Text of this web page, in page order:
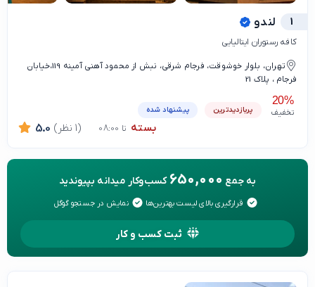
1 لندو
کافه رستوران ایتالیایی
تهران، بلوار خوشوقت، فرجام شرقی، نبش از محمود آهنی آمینه 119،خیابان
فرجام ، پلاک 21
20%
تخفیف پربازدیدترین پیشنهاد شده
بسته تا 08:00 5.0 (1 نظر)
به جمع 650,000 کسب‌وکار میدانه بپیوندید
قرارگیری بالای لیست بهترین‌ها نمایش در جستجو گوگل
ثبت کسب و کار